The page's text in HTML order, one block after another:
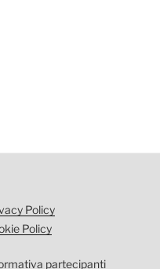
Policy
Policy
partecipanti